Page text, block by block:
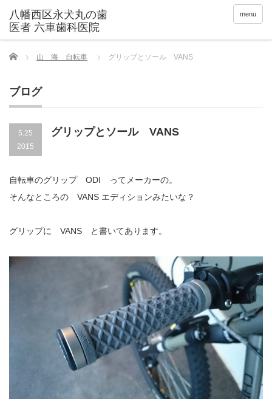
menu
Home 山 海 自転車 グリップとソール VANS
ブログ
5.25
2015
グリップとソール VANS
自転車のグリップ ODI ってメーカーの。
そんなところの VANS エディションみたいな？
グリップに VANS と書いてあります。